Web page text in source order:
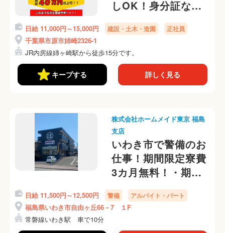
しOK！身分証なし
OK！交通費ない方
対応可能です。ご相
談ください。
日給 11,000円～15,000円 建設・土木・造園 正社員
千葉県市原市姉崎2326-1
JR内房線姉ヶ崎駅から徒歩15分です。
キープする 詳しく見る
株式会社ホームメイド東京 福島
支店
いわき市で警備のお
仕事！期間限定寮費
3カ月無料！・期間
限定5勤務ごとに別
途5,000円入社祝い
金支給（上限6万円
支給） 各会社規定
日給 11,500円～12,500円 警備 アルバイト・パート
福島県いわき市自由ヶ丘66－7 １F
常磐線いわき駅 車で10分